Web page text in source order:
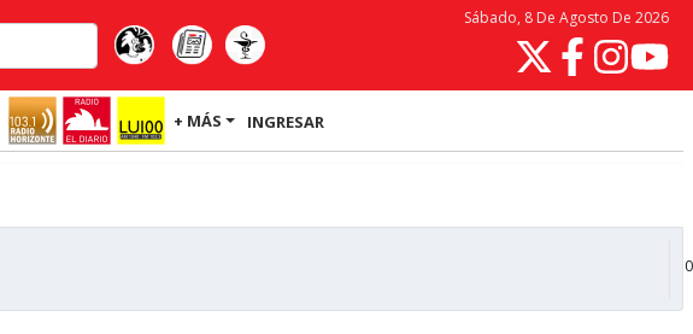
Sábado, 8 De Agosto De 2026
+ MÁS INGRESAR